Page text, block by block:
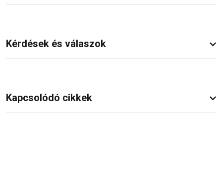
Kérdések és válaszok
Kapcsolódó cikkek